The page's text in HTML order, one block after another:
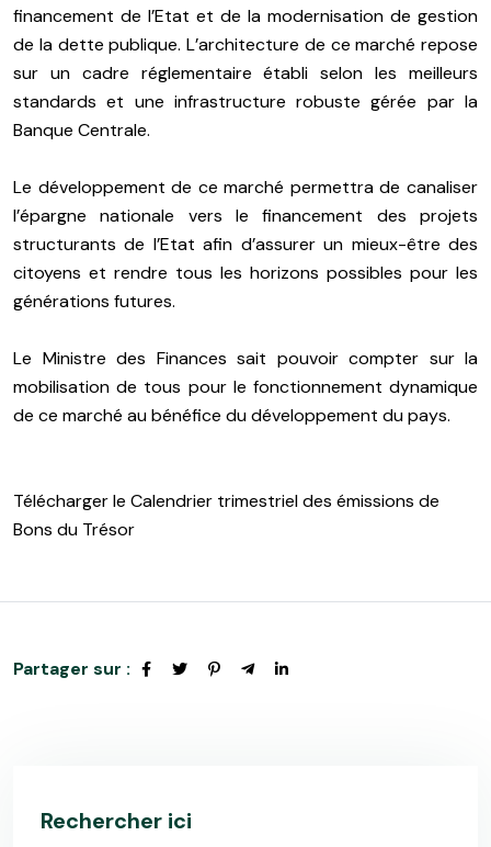
financement de l’Etat et de la modernisation de gestion
de la dette publique. L’architecture de ce marché repose
sur un cadre réglementaire établi selon les meilleurs
standards et une infrastructure robuste gérée par la
Banque Centrale.
Le développement de ce marché permettra de canaliser
l’épargne nationale vers le financement des projets
structurants de l’Etat afin d’assurer un mieux-être des
citoyens et rendre tous les horizons possibles pour les
générations futures.
Le Ministre des Finances sait pouvoir compter sur la
mobilisation de tous pour le fonctionnement dynamique
de ce marché au bénéfice du développement du pays.
Télécharger le Calendrier trimestriel des émissions de
Bons du Trésor
Partager sur :
Rechercher ici